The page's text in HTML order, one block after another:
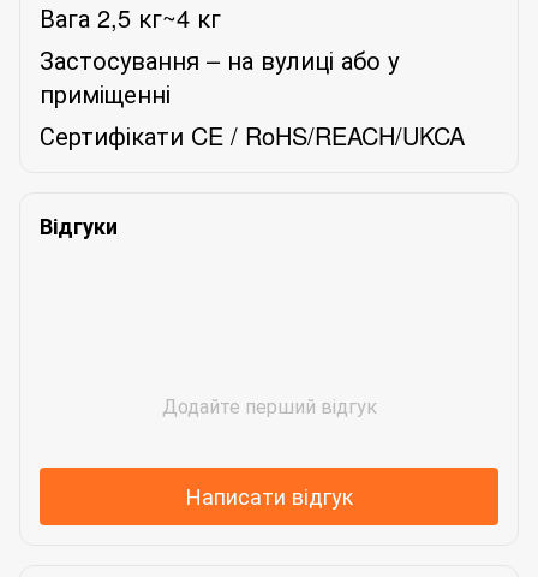
Вага 2,5 кг~4 кг
Застосування – на вулиці або у
приміщенні
Сертифікати CE / RoHS/REACH/UKCA
Відгуки
Додайте перший відгук
Написати відгук